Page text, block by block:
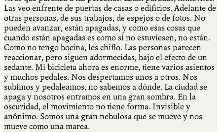
Las veo enfrente de puertas de casas o edificios. Adelante de
otras personas, de sus trabajos, de espejos o de fotos. No
pueden avanzar, están apagadas, y como esas cosas que
cuando están apagadas es como si no estuviesen, no están.
Como no tengo bocina, les chiflo. Las personas parecen
reaccionar, pero siguen adormecidas, bajo el efecto de un
sedante. Mi bicicleta ahora es enorme, tiene varios asientos
y muchos pedales. Nos despertamos unos a otros. Nos
subimos y pedaleamos, no sabemos a dónde. La ciudad se
apaga y nosotros entramos en una gran sombra. En la
oscuridad, el movimiento no tiene forma. Invisible y
anónimo. Somos una gran nebulosa que se mueve y nos
mueve como una marea.